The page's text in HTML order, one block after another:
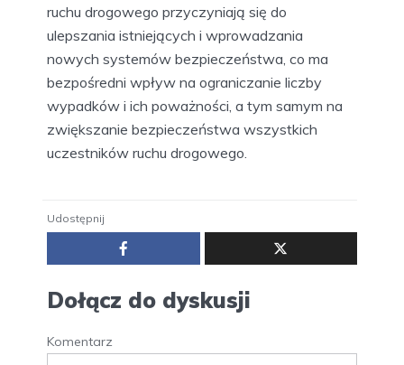
ruchu drogowego przyczyniają się do
ulepszania istniejących i wprowadzania
nowych systemów bezpieczeństwa, co ma
bezpośredni wpływ na ograniczanie liczby
wypadków i ich poważności, a tym samym na
zwiększanie bezpieczeństwa wszystkich
uczestników ruchu drogowego.
Udostępnij
Dołącz do dyskusji
Komentarz